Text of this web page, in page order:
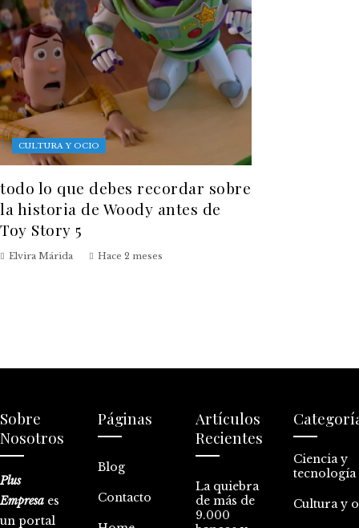
CULTURA Y OCIO
todo lo que debes recordar sobre
la historia de Woody antes de
Toy Story 5
Elvira Márida Hace 2 meses
Sobre
Nosotros
Plus
Empresa es
un portal
Páginas
Blog
Contacto
Artículos
Recientes
La quiebra
de más de
9.000
Ciencia y
tecnología
Cultura y